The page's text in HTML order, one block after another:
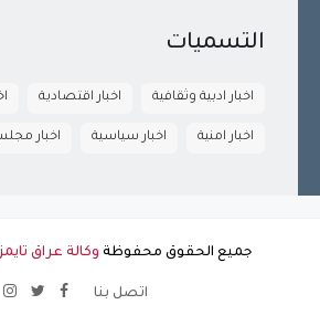
التسميات
اخبار ادبية وثقافية اخبار اقتصادية
اخبار امنية اخبار سياسية اخبار
جميع الحقوق محفوظة وكالة عراق
اتصل بنا